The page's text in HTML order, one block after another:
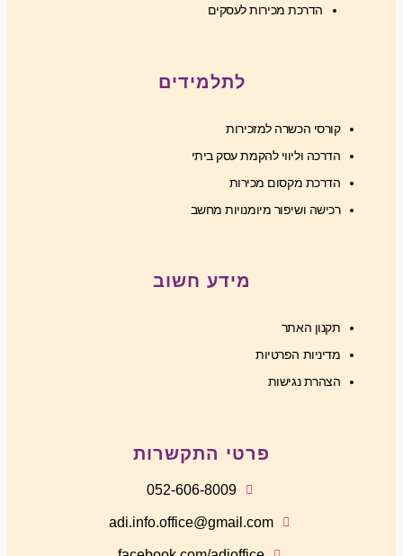
הדרכת מכירות לעסקים
לתלמידים
קורסי הכשרה למזכירות
הדרכה וליווי להקמת עסק ביתי
הדרכת מקסום מכירות
רכישה ושיפור מיומנויות מחשב
מידע חשוב
תקנון האתר
מדיניות הפרטיות
הצהרת נגישות
פרטי התקשרות
052-606-8009
adi.info.office@gmail.com